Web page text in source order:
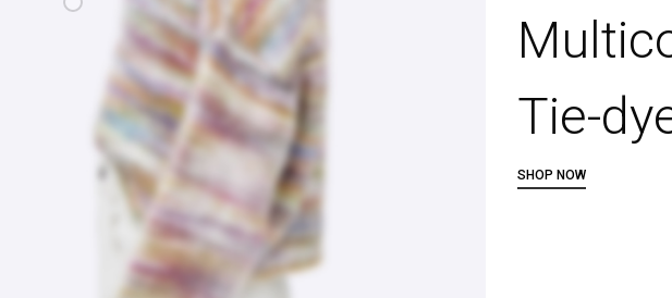
SHOP NOW
Tie-